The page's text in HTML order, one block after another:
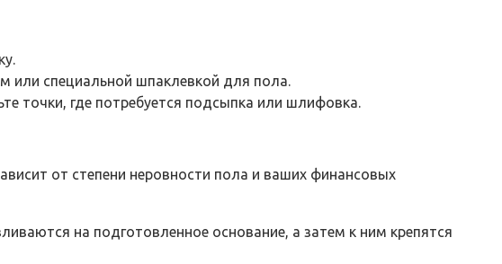
или специальной шпаклевкой для пола.
точки, где потребуется подсыпка или шлифовка.
от степени неровности пола и ваших финансовых
на подготовленное основание, а затем к ним крепятся